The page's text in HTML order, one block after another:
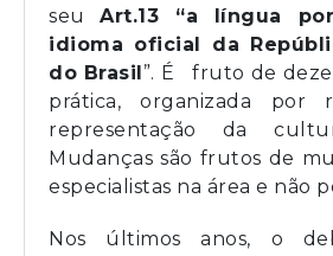
seuArt.13 “a língua
idioma oficial da
do Brasil”. É fruto de
prática, organizada
representação da
Mudanças são frutos de
especialistas na área e não
Nos últimos anos, o